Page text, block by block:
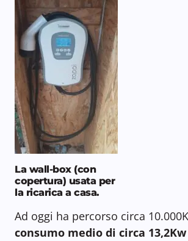
La wall-box (con
copertura) usata per
la ricarica a casa.
Ad oggi ha percorso circa
consumo medio di circa 13,2Kw